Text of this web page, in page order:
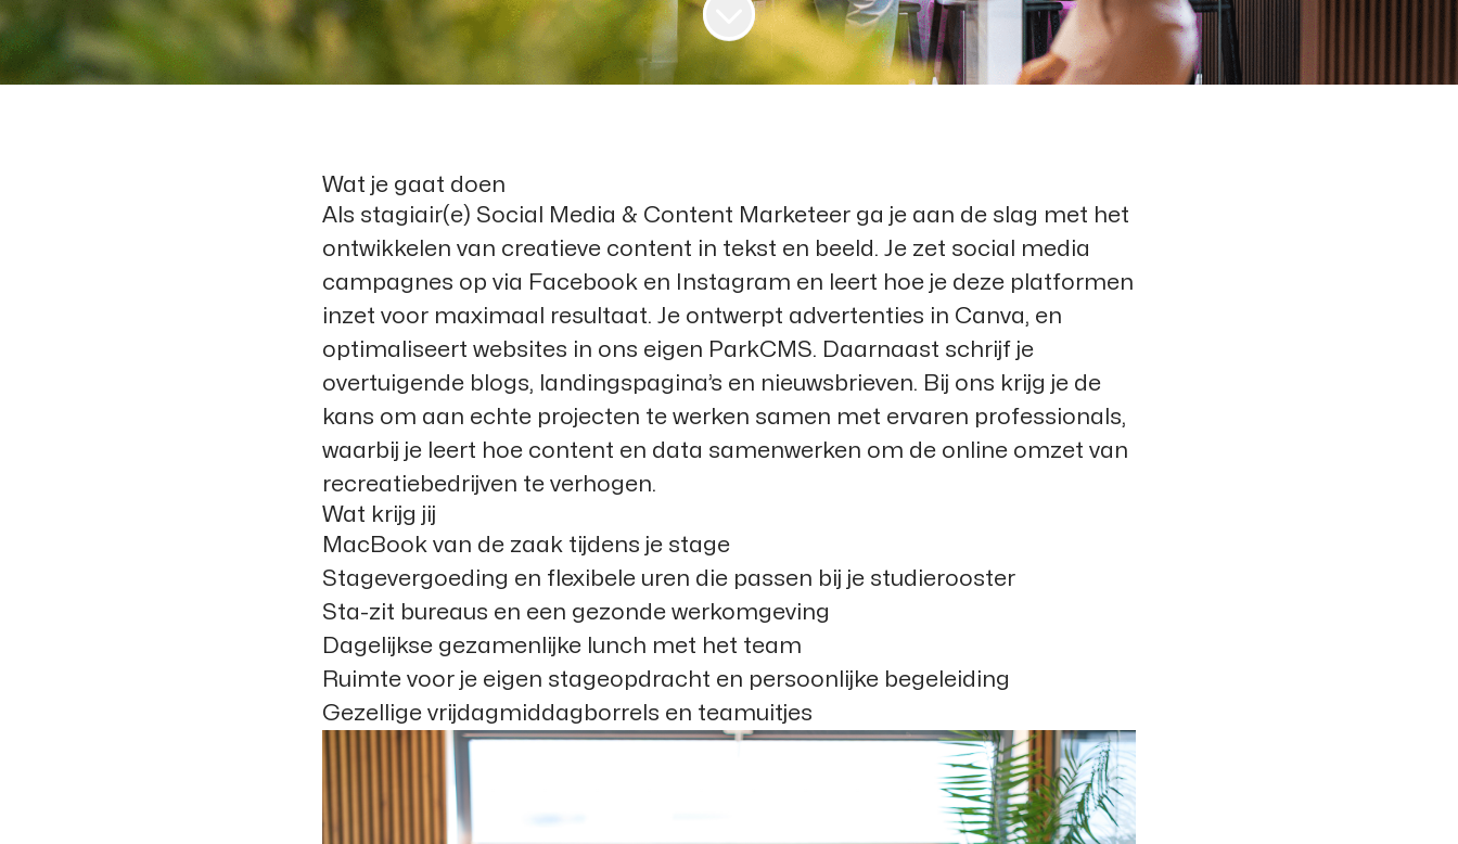
Wat je gaat doen
Als stagiair(e) Social Media & Content Marketeer ga je aan de slag met het
ontwikkelen van creatieve content in tekst en beeld. Je zet social media
campagnes op via Facebook en Instagram en leert hoe je deze platformen
inzet voor maximaal resultaat. Je ontwerpt advertenties in Canva, en
optimaliseert websites in ons eigen ParkCMS. Daarnaast schrijf je
overtuigende blogs, landingspagina’s en nieuwsbrieven. Bij ons krijg je de
kans om aan echte projecten te werken samen met ervaren professionals,
waarbij je leert hoe content en data samenwerken om de online omzet van
recreatiebedrijven te verhogen.
Wat krijg jij
MacBook van de zaak tijdens je stage
Stagevergoeding en flexibele uren die passen bij je studierooster
Sta-zit bureaus en een gezonde werkomgeving
Dagelijkse gezamenlijke lunch met het team
Ruimte voor je eigen stageopdracht en persoonlijke begeleiding
Gezellige vrijdagmiddagborrels en teamuitjes